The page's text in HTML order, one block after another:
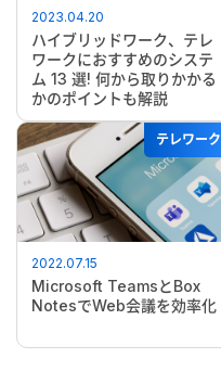
2023.04.20
ハイブリッドワーク、テレ
ワークにおすすめのシステ
ム 13 選! 何から取りかかる
かのポイントも解説
テレワーク
2022.07.15
Microsoft TeamsとBox
NotesでWeb会議を効率化